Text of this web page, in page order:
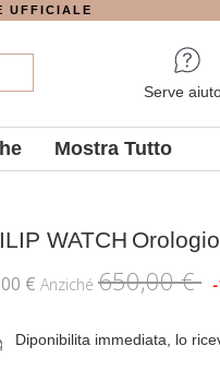
UFFICIALE
Serve
Mostra Tutto
WATCH
€ Anziché 650,00 €
Diponibilita immediata, lo